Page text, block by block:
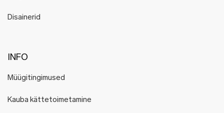
Disainerid
INFO
Müügitingimused
Kauba kättetoimetamine